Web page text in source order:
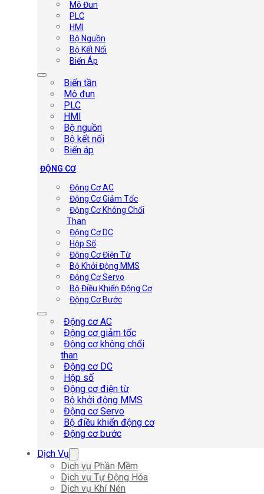
Mô Đun
PLC
HMI
Bộ Nguồn
Bộ Kết Nối
Biến Áp
Biến tần
Mô đun
PLC
HMI
Bộ nguồn
Bộ kết nối
Biến áp
ĐỘNG CƠ
Động Cơ AC
Động Cơ Giảm Tốc
Động Cơ Không Chổi
Than
Động Cơ DC
Hộp Số
Động Cơ Điện Từ
Bộ Khởi Động MMS
Động Cơ Servo
Bộ Điều Khiển Động Cơ
Động Cơ Bước
Động cơ AC
Động cơ giảm tốc
Động cơ không chổi
than
Động cơ DC
Hộp số
Động cơ điện từ
Bộ khởi động MMS
Động cơ Servo
Bộ điều khiển động cơ
Động cơ bước
Dịch Vụ
Dịch vụ Phần Mềm
Dịch vụ Tự Động Hóa
Dịch vụ Khí Nén